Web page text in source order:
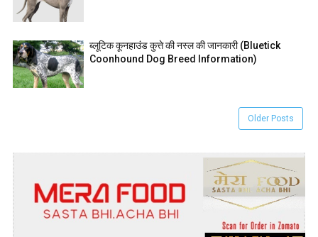
ब्लूटिक कूनहाउंड कुत्ते की नस्ल की जानकारी (Bluetick
Coonhound Dog Breed Information)
Older Posts